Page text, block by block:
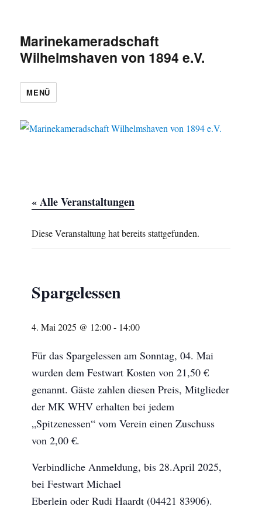
Marinekameradschaft
Wilhelmshaven von 1894 e.V.
MENÜ
« Alle Veranstaltungen
Diese Veranstaltung hat bereits stattgefunden.
Spargelessen
4. Mai 2025 @ 12:00- 14:00
Für das Spargelessen am Sonntag, 04. Mai
wurden dem Festwart Kosten von 21,50 €
genannt. Gäste zahlen diesen Preis, Mitglieder
der MK WHV erhalten bei jedem
„Spitzenessen“ vom Verein einen Zuschuss
von 2,00 €.
Verbindliche Anmeldung, bis 28.April 2025,
bei Festwart Michael
Eberlein oder Rudi Haardt (04421 83906).